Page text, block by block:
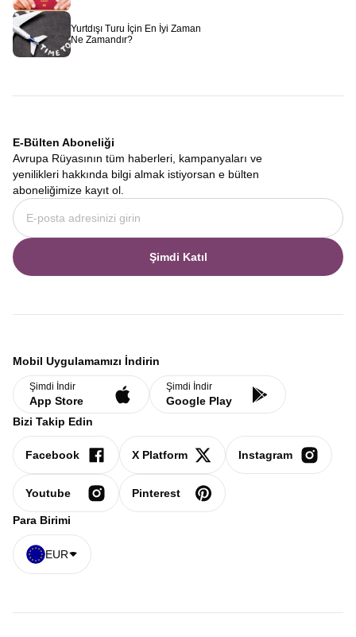
Yurtdışı Turu İçin En İyi Zaman
Ne Zamandır?
E-Bülten Aboneliği
Avrupa Rüyasının tüm haberleri, kampanyaları ve
yenilikleri hakkında bilgi almak istiyorsan e bülten
aboneliğimize kayıt ol.
Şimdi Katıl
Mobil Uygulamamızı İndirin
Şimdi İndir
App Store
Şimdi İndir
Google Play
Bizi Takip Edin
Facebook X Platform Instagram
Youtube Pinterest
Para Birimi
EUR